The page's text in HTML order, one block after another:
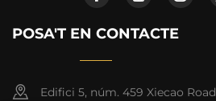
POSA'T EN CONTACTE
Edifici 5, núm. 459 Xiecao